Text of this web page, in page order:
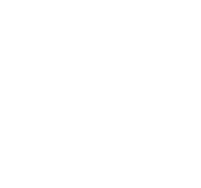
poplatok, balkón alebo terasa.